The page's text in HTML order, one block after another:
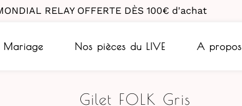
RELAY OFFERTE DÈS 100€ d'achat
Mariage Nos pièces du LIVE A propos
Gilet FOLK Gris